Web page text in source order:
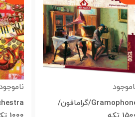
Gramophone/گرامافون/
ناموجود